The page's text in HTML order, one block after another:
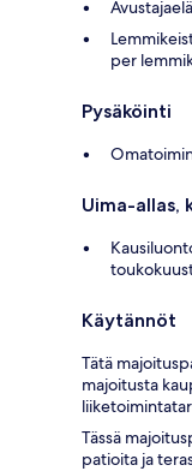
per
Pysäköinti
Uima-allas,
Käytännöt
Tätä
majoitusta
Tässä
patioita ja